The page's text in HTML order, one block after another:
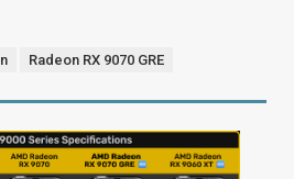
Radeon RX 9070 GRE